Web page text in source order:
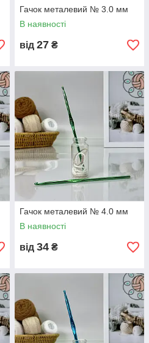
Гачок металевий № 3.0 мм
В наявності
від 27 ₴
Гачок металевий № 4.0 мм
В наявності
від 34 ₴